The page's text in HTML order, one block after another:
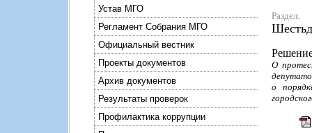
Устав МГО
Регламент Собрания МГО
Официальный вестник
Проекты документов
Архив документов
Результаты проверок
Профилактика коррупции
Раздел:
О
о